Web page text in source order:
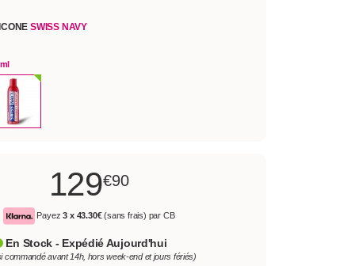
SWISS NAVY
129€90
Payez3 x 43.30€(sans frais) par CB
En Stock - Expédié Aujourd'hui
commandé avant 14h, hors week-end et jours fériés)